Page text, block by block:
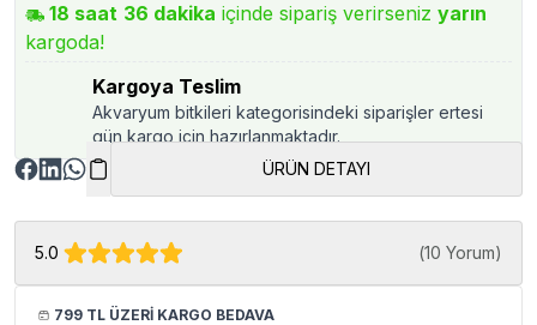
18 saat 36 dakika içinde sipariş verirseniz yarın
kargoda!
Kargoya Teslim
Akvaryum bitkileri kategorisindeki siparişler ertesi
gün kargo için hazırlanmaktadır.
ÜRÜN DETAYI
5.0 (10 Yorum)
799 TL ÜZERİ KARGO BEDAVA